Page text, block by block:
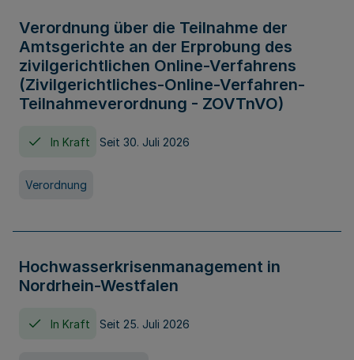
Verordnung über die Teilnahme der
Amtsgerichte an der Erprobung des
zivilgerichtlichen Online-Verfahrens
(Zivilgerichtliches-Online-Verfahren-
Teilnahmeverordnung - ZOVTnVO)
In Kraft Seit 30. Juli 2026
Verordnung
Hochwasserkrisenmanagement in
Nordrhein-Westfalen
In Kraft Seit 25. Juli 2026